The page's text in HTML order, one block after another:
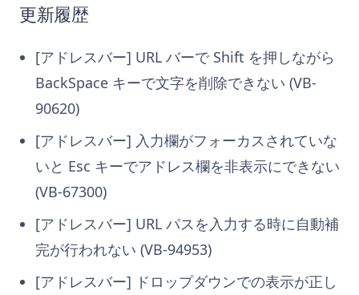
更新履歴
[アドレスバー] URL バーで Shift を押しながら
BackSpace キーで文字を削除できない (VB-
90620)
[アドレスバー] 入力欄がフォーカスされていな
いと Esc キーでアドレス欄を非表示にできない
(VB-67300)
[アドレスバー] URL パスを入力する時に自動補
完が行われない (VB-94953)
[アドレスバー] ドロップダウンでの表示が正し